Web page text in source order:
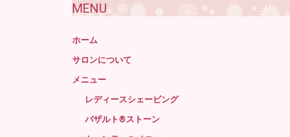
MENU
ホーム
サロンについて
メニュー
レディースシェービング
バザルト®ストーン